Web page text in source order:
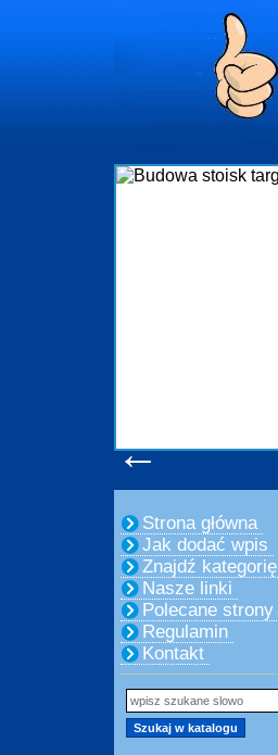
←
Strona główna
Jak dodać wpis
Znajdź kategorię
Nasze linki
Polecane strony
Regulamin
Kontakt